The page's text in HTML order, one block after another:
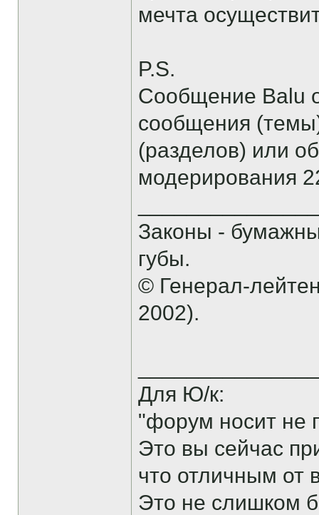
мечта
P.S.
Сообщение Balu
сообщения
(разделов) или
модерирования
Законы -
губы.
© Генерал-
2002).
Для Ю/к:
"форум носит не
Это вы сейчас
что отличным от
Это не слишком